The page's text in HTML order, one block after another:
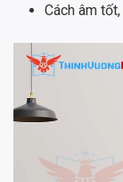
Cách âm